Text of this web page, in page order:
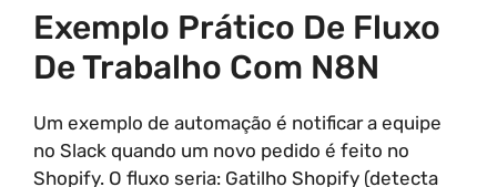
Exemplo Prático De Fluxo
De Trabalho Com N8N
Um exemplo de automação é notificar a equipe
no Slack quando um novo pedido é feito no
Shopify. O fluxo seria: Gatilho Shopify (detecta